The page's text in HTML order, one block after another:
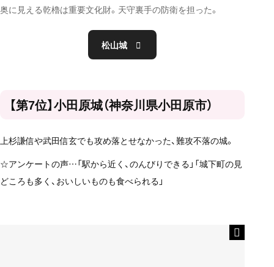
奥に見える乾櫓は重要文化財。天守裏手の防衛を担った。
松山城
【第7位】小田原城（神奈川県小田原市）
上杉謙信や武田信玄でも攻め落とせなかった、難攻不落の城。
☆アンケートの声…「駅から近く、のんびりできる」「城下町の見
どころも多く、おいしいものも食べられる」